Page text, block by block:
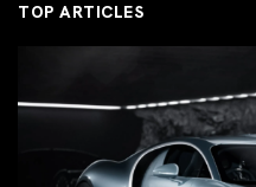
TOP ARTICLES